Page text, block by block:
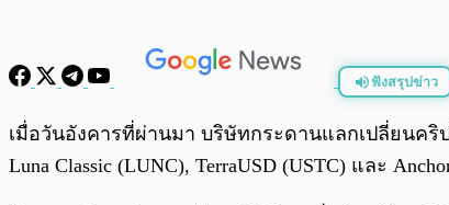
ฟังสรุปข่าว
พร้อมเล่น
เมื่อวันอังคารที่ผ่านมา บริษัทกระดานแลกเปลี่ยนคริ
Luna Classic (LUNC), TerraUSD (USTC) และ